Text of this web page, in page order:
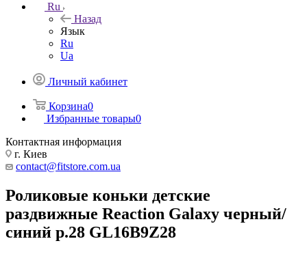
Ru
Назад
Язык
Ru
Ua
Личный кабинет
Корзина0
Избранные товары0
Контактная информация
г. Киев
contact@fitstore.com.ua
Роликовые коньки детские
раздвижные Reaction Galaxy черный/
синий р.28 GL16B9Z28